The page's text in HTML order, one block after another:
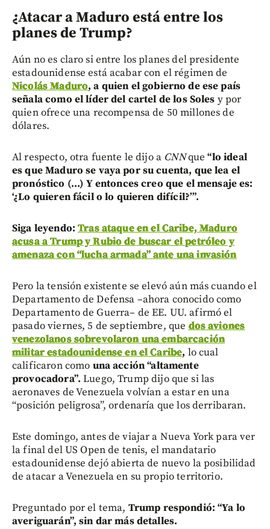
¿Atacar a Maduro está entre los
planes de Trump?
Aún no es claro si entre los planes del presidente
estadounidense está acabar con el régimen de
Nicolás Maduro, a quien el gobierno de ese país
señala como el líder del cartel de los Soles y por
quien ofrece una recompensa de 50 millones de
dólares.
Al respecto, otra fuente le dijo a CNNque “lo ideal
es que Maduro se vaya por su cuenta, que lea el
pronóstico (...) Y entonces creo que el mensaje es:
‘¿Lo quieren fácil o lo quieren difícil?’”.
Siga leyendo:Tras ataque en el Caribe, Maduro
acusa a Trump y Rubio de buscar el petróleo y
amenaza con “lucha armada” ante una invasión
Pero la tensión existente se elevó aún más cuando el
Departamento de Defensa –ahora conocido como
Departamento de Guerra– de EE. UU. afirmó el
pasado viernes, 5 de septiembre, que dos aviones
venezolanos sobrevolaron una embarcación
militar estadounidense en el Caribe, lo cual
calificaron como una acción “altamente
provocadora”. Luego, Trump dijo que si las
aeronaves de Venezuela volvían a estar en una
“posición peligrosa”, ordenaría que los derribaran.
Este domingo, antes de viajar a Nueva York para ver
la final del US Open de tenis, el mandatario
estadounidense dejó abierta de nuevo la posibilidad
de atacar a Venezuela en su propio territorio.
Preguntado por el tema, Trump respondió: “Ya lo
averiguarán”, sin dar más detalles.